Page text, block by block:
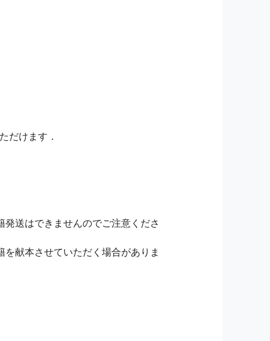
だけます．
送はできませんのでご注意くださ
献本させていただく場合がありま